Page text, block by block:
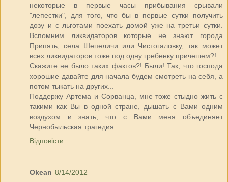
некоторые в первые часы прибывания срывали
"лепестки", для того, что бы в первые сутки получить
дозу и с льготами поехать домой уже на третьи сутки.
Вспомним ликвидаторов которые не знают города
Припять, села Шепеличи или Чистогаловку, так может
всех ликвидаторов тоже под одну гребенку причешем?!
Скажите не было таких фактов?! Были! Так, что господа
хорошие давайте для начала будем смотреть на себя, а
потом тыкать на других...
Поддержу Артема и Сорванца, мне тоже стыдно жить с
такими как Вы в одной стране, дышать с Вами одним
воздухом и знать, что с Вами меня объединяет
Чернобыльская трагедия.
Відповісти
Okean 8/14/2012